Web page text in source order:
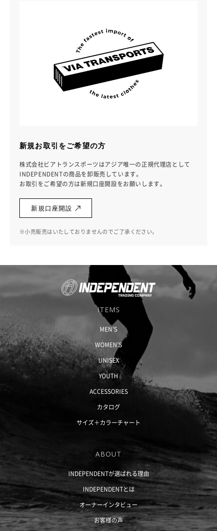
新規お取引をご希望の方
株式会社ビアトランスポーツはアジア唯一の正規代理店として
INDEPENDENTの商品を卸販売しています。
お取引をご希望の方は新規口座開設をお願いします。
新規口座開設
※小売販売はいたしておりませんのでご了承ください。
ITEMS
MEN’S
WOMEN’S
UNISEX
YOUTH
ACCESSORIES
カタログ
サイズ＋カラーチャート
ABOUT
INDEPENDENTが選ばれる理由
INDEPENDENTとは
オーナーインタビュー
お客様の声